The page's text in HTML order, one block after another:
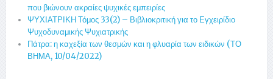
που βιώνουν ακραίες ψυχικές εμπειρίες
ΨΥΧΙΑΤΡΙΚΗ Τόμος 33(2) – Βιβλιοκριτική για το Εγχειρίδιο
Ψυχοδυναμικής Ψυχιατρικής
Πάτρα: η καχεξία των θεσμών και η φλυαρία των ειδικών (ΤΟ
ΒΗΜΑ, 10/04/2022)